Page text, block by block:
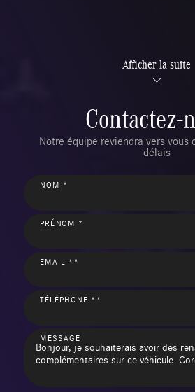
Afficher la suite
Contactez-
Notre équipe reviendra vers vous
délais
NOM *
PRÉNOM *
EMAIL **
TÉLÉPHONE **
MESSAGE